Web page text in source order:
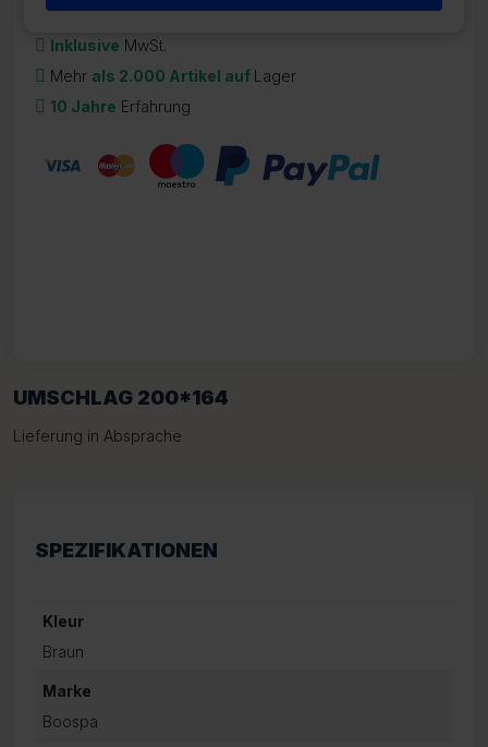
UMSCHLAG 200*164
Lieferung in Absprache
SPEZIFIKATIONEN
Kleur
Braun
Marke
Boospa
Inklusive MwSt.
Mehr als 2.000 Artikel auf Lager
10 Jahre Erfahrung
in